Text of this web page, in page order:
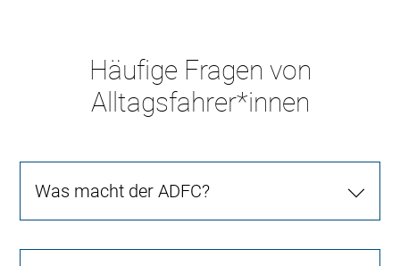
Häufige Fragen von
Alltagsfahrer*innen
Was macht der ADFC?